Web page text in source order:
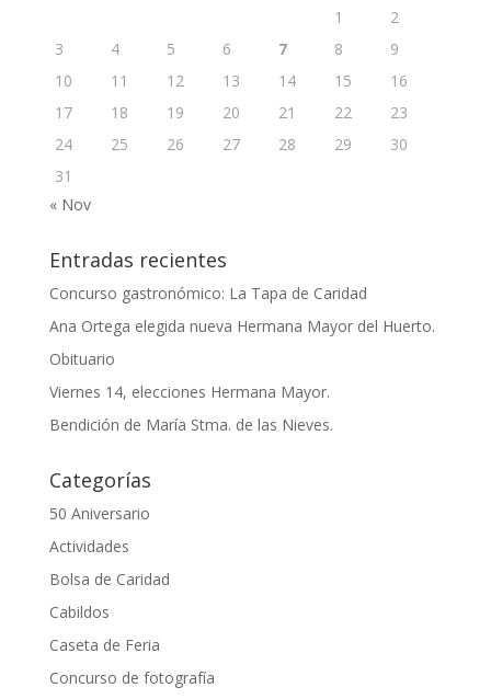
1
2
3
4 5 6 7 8
9
10
11 12 13 14 15
16
17
18 19 20 21 22
23
24
25 26 27 28 29
30
31
« Nov
Entradas recientes
Concurso gastronómico: La Tapa de Caridad
Ana Ortega elegida nueva Hermana Mayor del Huerto.
Obituario
Viernes 14, elecciones Hermana Mayor.
Bendición de María Stma. de las Nieves.
Categorías
50 Aniversario
Actividades
Bolsa de Caridad
Cabildos
Caseta de Feria
Concurso de fotografía